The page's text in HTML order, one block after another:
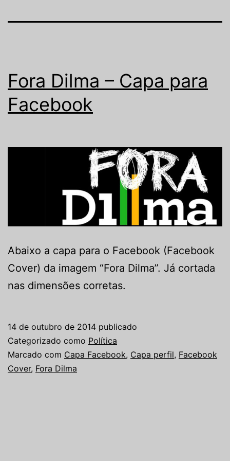
Fora Dilma – Capa para
Facebook
Abaixo a capa para o Facebook (Facebook
Cover) da imagem “Fora Dilma”. Já cortada
nas dimensões corretas.
14 de outubro de 2014 publicado
Categorizado como Política
Marcado com Capa Facebook, Capa perfil, Facebook
Cover, Fora Dilma